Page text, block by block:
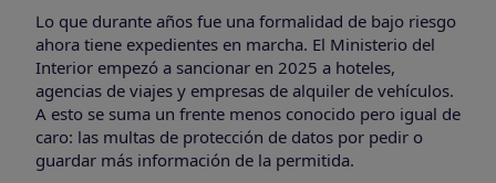
Lo que durante años fue una formalidad de bajo riesgo
ahora tiene expedientes en marcha. El Ministerio del
Interior empezó a sancionar en 2025 a hoteles,
agencias de viajes y empresas de alquiler de vehículos.
A esto se suma un frente menos conocido pero igual de
caro: las multas de protección de datos por pedir o
guardar más información de la permitida.